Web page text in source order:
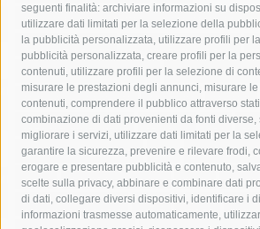
seguenti finalità: archiviare informazioni su
utilizzare dati limitati per la selezione della
la pubblicità personalizzata, utilizzare profili per
pubblicità personalizzata, creare profili per la
contenuti, utilizzare profili per la selezione di
misurare le prestazioni degli annunci, misurare
contenuti, comprendere il pubblico attraverso
combinazione di dati provenienti da fonti diverse,
migliorare i servizi, utilizzare dati limitati per la
garantire la sicurezza, prevenire e rilevare frodi,
erogare e presentare pubblicità e contenuto,
scelte sulla privacy, abbinare e combinare dati
di dati, collegare diversi dispositivi, identificare i
informazioni trasmesse automaticamente,
area marina protetta di punta campanella
Asl Napoli 3 sud
capitaneria di porto
castellammare di stabia
comune di sorrento
concerto
contagi
costiera amalfitana
covid-19 eav
fondazione sorrento
gori guardia
lavori
lorenzo balducelli mare
massimo coppola
Meta napoli